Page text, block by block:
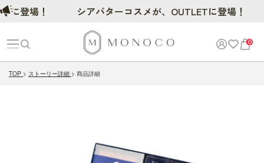
0
TOP ストーリー詳細 商品詳細
場！ シアバターコスメが、OUTLETに登場！